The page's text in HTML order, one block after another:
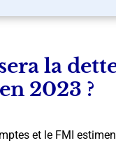
la
2023 ?
et le FMI